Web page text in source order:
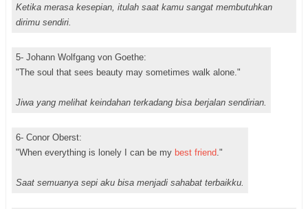
Ketika merasa kesepian, itulah saat kamu sangat membutuhkan
dirimu sendiri.
5- Johann Wolfgang von Goethe:
"The soul that sees beauty may sometimes walk alone."
Jiwa yang melihat keindahan terkadang bisa berjalan sendirian.
6- Conor Oberst:
"When everything is lonely I can be my best friend."
Saat semuanya sepi aku bisa menjadi sahabat terbaikku.